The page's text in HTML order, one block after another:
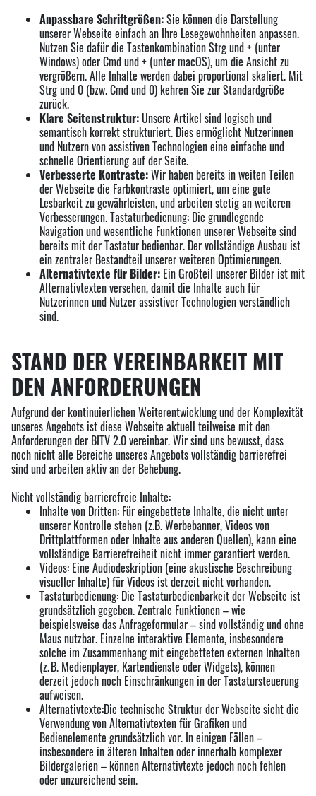
Anpassbare Schriftgrößen:Sie können die Darstellung
unserer Webseite einfach an Ihre Lesegewohnheiten anpassen.
Nutzen Sie dafür die Tastenkombination Strg und + (unter
Windows) oder Cmd und + (unter macOS), um die Ansicht zu
vergrößern. Alle Inhalte werden dabei proportional skaliert. Mit
Strg und 0 (bzw. Cmd und 0) kehren Sie zur Standardgröße
zurück.
Klare Seitenstruktur:Unsere Artikel sind logisch und
semantisch korrekt strukturiert. Dies ermöglicht Nutzerinnen
und Nutzern von assistiven Technologien eine einfache und
schnelle Orientierung auf der Seite.
Verbesserte Kontraste:Wir haben bereits in weiten Teilen
der Webseite die Farbkontraste optimiert, um eine gute
Lesbarkeit zu gewährleisten, und arbeiten stetig an weiteren
Verbesserungen. Tastaturbedienung: Die grundlegende
Navigation und wesentliche Funktionen unserer Webseite sind
bereits mit der Tastatur bedienbar. Der vollständige Ausbau ist
ein zentraler Bestandteil unserer weiteren Optimierungen.
Alternativtexte für Bilder: Ein Großteil unserer Bilder ist mit
Alternativtexten versehen, damit die Inhalte auch für
Nutzerinnen und Nutzer assistiver Technologien verständlich
sind.
STAND DER VEREINBARKEIT MIT
DEN ANFORDERUNGEN
Aufgrund der kontinuierlichen Weiterentwicklung und der Komplexität
unseres Angebots ist diese Webseite aktuell teilweise mit den
Anforderungen der BITV 2.0 vereinbar. Wir sind uns bewusst, dass
noch nicht alle Bereiche unseres Angebots vollständig barrierefrei
sind und arbeiten aktiv an der Behebung.
Nicht vollständig barrierefreie Inhalte:
Inhalte von Dritten: Für eingebettete Inhalte, die nicht unter
unserer Kontrolle stehen (z.B. Werbebanner, Videos von
Drittplattformen oder Inhalte aus anderen Quellen), kann eine
vollständige Barrierefreiheit nicht immer garantiert werden.
Videos: Eine Audiodeskription (eine akustische Beschreibung
visueller Inhalte) für Videos ist derzeit nicht vorhanden.
Tastaturbedienung: Die Tastaturbedienbarkeit der Webseite ist
grundsätzlich gegeben. Zentrale Funktionen – wie
beispielsweise das Anfrageformular – sind vollständig und ohne
Maus nutzbar. Einzelne interaktive Elemente, insbesondere
solche im Zusammenhang mit eingebetteten externen Inhalten
(z. B. Medienplayer, Kartendienste oder Widgets), können
derzeit jedoch noch Einschränkungen in der Tastatursteuerung
aufweisen.
Alternativtexte:Die technische Struktur der Webseite sieht die
Verwendung von Alternativtexten für Grafiken und
Bedienelemente grundsätzlich vor. In einigen Fällen –
insbesondere in älteren Inhalten oder innerhalb komplexer
Bildergalerien – können Alternativtexte jedoch noch fehlen
oder unzureichend sein.